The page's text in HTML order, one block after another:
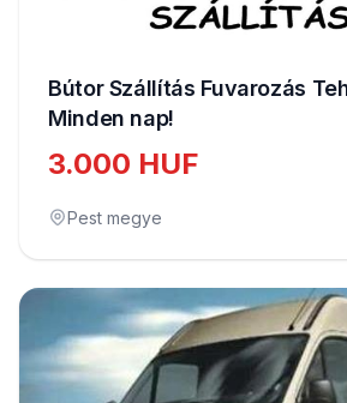
Bútor Szállítás Fuvarozás
Minden nap!
3.000 HUF
Pest megye